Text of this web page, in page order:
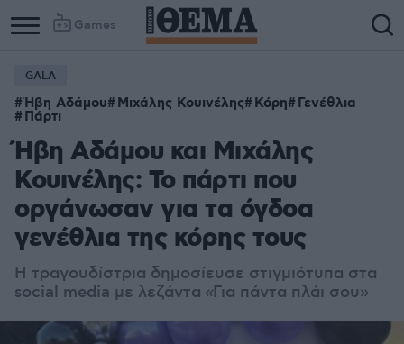
Games
GALA
Ήβη Αδάμου Μιχάλης Κουινέλης Κόρη Γενέθλια
Πάρτι
Ήβη Αδάμου και Μιχάλης
Κουινέλης: Το πάρτι που
οργάνωσαν για τα όγδοα
γενέθλια της κόρης τους
Η τραγουδίστρια δημοσίευσε στιγμιότυπα στα
social media με λεζάντα «Για πάντα πλάι σου»